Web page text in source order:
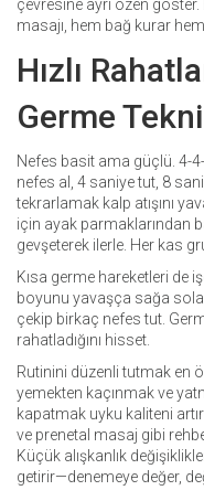
çevresine ayrı özen
masajı, hem bağ kurar
Hızlı
Germe
Nefes basit ama güçlü. 4-
nefes al, 4 saniye tut, 8
tekrarlamak kalp atışını
için ayak parmaklarından
gevşeterek ilerle. Her kas
Kısa germe hareketleri de
boyunu yavaşça sağa
çekip birkaç nefes tut.
rahatladığını hisset.
Rutinini düzenli tutmak en
yemekten kaçınmak ve
kapatmak uyku kaliteni
ve prenetal masaj gibi
Küçük alışkanlık
getirir—denemeye değer,